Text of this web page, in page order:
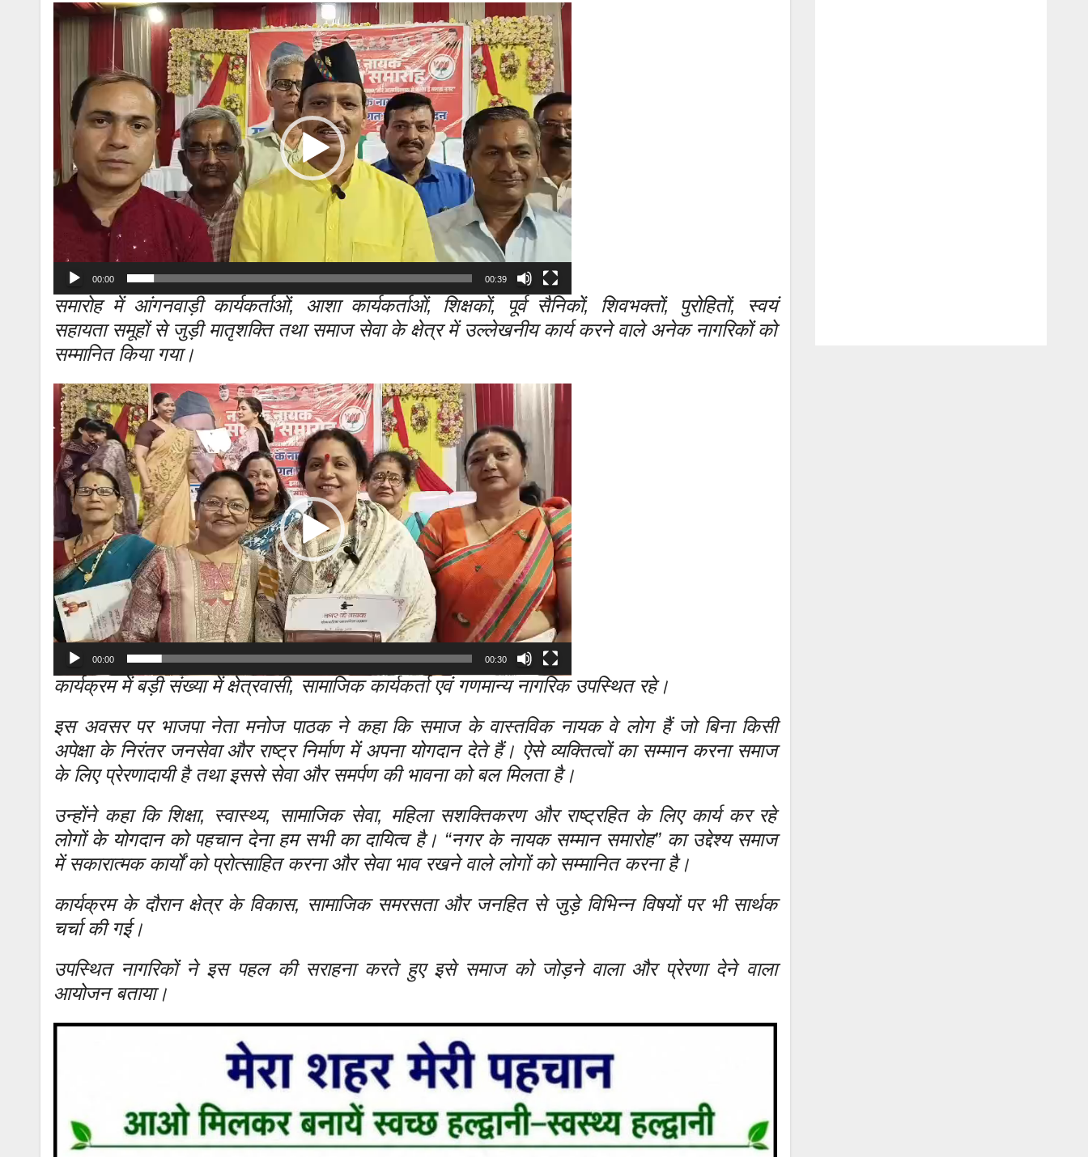
Video
Player
00:00 00:39
समारोह में आंगनवाड़ी कार्यकर्ताओं, आशा कार्यकर्ताओं, शिक्षकों, पूर्व सैनिकों, शिवभक्तों, पुरोहितों, स्वयं
सहायता समूहों से जुड़ी मातृशक्ति तथा समाज सेवा के क्षेत्र में उल्लेखनीय कार्य करने वाले अनेक नागरिकों को
सम्मानित किया गया।
Video
Player
00:00 00:30
कार्यक्रम में बड़ी संख्या में क्षेत्रवासी, सामाजिक कार्यकर्ता एवं गणमान्य नागरिक उपस्थित रहे।
इस अवसर पर भाजपा नेता मनोज पाठक ने कहा कि समाज के वास्तविक नायक वे लोग हैं जो बिना किसी
अपेक्षा के निरंतर जनसेवा और राष्ट्र निर्माण में अपना योगदान देते हैं। ऐसे व्यक्तित्वों का सम्मान करना समाज
के लिए प्रेरणादायी है तथा इससे सेवा और समर्पण की भावना को बल मिलता है।
उन्होंने कहा कि शिक्षा, स्वास्थ्य, सामाजिक सेवा, महिला सशक्तिकरण और राष्ट्रहित के लिए कार्य कर रहे
लोगों के योगदान को पहचान देना हम सभी का दायित्व है। “नगर के नायक सम्मान समारोह” का उद्देश्य समाज
में सकारात्मक कार्यों को प्रोत्साहित करना और सेवा भाव रखने वाले लोगों को सम्मानित करना है।
कार्यक्रम के दौरान क्षेत्र के विकास, सामाजिक समरसता और जनहित से जुड़े विभिन्न विषयों पर भी सार्थक
चर्चा की गई।
उपस्थित नागरिकों ने इस पहल की सराहना करते हुए इसे समाज को जोड़ने वाला और प्रेरणा देने वाला
आयोजन बताया।